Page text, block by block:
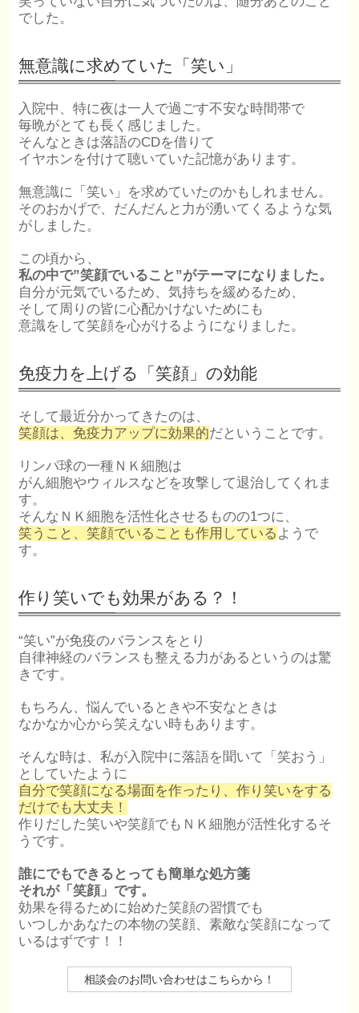
でした。
無意識に求めていた「笑い」
入院中、特に夜は一人で過ごす不安な時間帯で
毎晩がとても長く感じました。
そんなときは落語のCDを借りて
イヤホンを付けて聴いていた記憶があります。
無意識に「笑い」を求めていたのかもしれません。
そのおかげで、だんだんと力が湧いてくるような気
がしました。
この頃から、
私の中で”笑顔でいること”がテーマになりました。
自分が元気でいるため、気持ちを緩めるため、
そして周りの皆に心配かけないためにも
意識をして笑顔を心がけるようになりました。
免疫力を上げる「笑顔」の効能
そして最近分かってきたのは、
笑顔は、免疫力アップに効果的だということです。
リンパ球の一種ＮＫ細胞は
がん細胞やウィルスなどを攻撃して退治してくれま
す。
そんなＮＫ細胞を活性化させるものの1つに、
笑うこと、笑顔でいることも作用している ようで
す。
作り笑いでも効果がある？！
“笑い”が免疫のバランスをとり
自律神経のバランスも整える力があるというのは驚
きです。
もちろん、悩んでいるときや不安なときは
なかなか心から笑えない時もあります。
そんな時は、私が入院中に落語を聞いて「笑おう」
としていたように
自分で笑顔になる場面を作ったり、作り笑いをする
だけでも大丈夫！
作りだした笑いや笑顔でもＮＫ細胞が活性化するそ
うです。
誰にでもできるとっても簡単な処方箋
それが「笑顔」です。
効果を得るために始めた笑顔の習慣でも
いつしかあなたの本物の笑顔、素敵な笑顔になって
いるはずです！！
相談会のお問い合わせはこちらから！